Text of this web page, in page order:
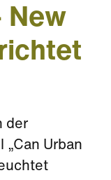
New
der
„Can Urban